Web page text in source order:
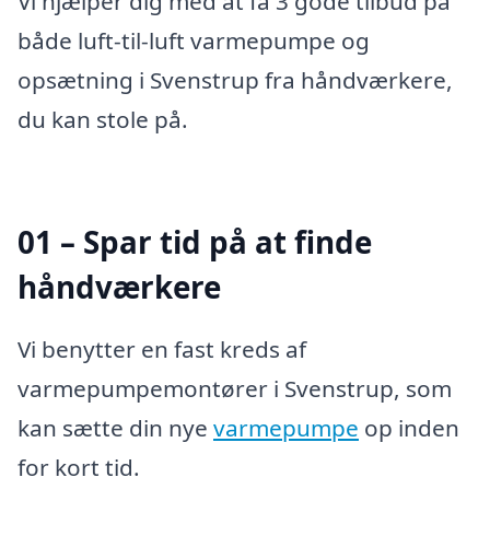
både luft-til-luft varmepumpe og
opsætning i Svenstrup fra håndværkere,
du kan stole på.
01 – Spar tid på at finde
håndværkere
Vi benytter en fast kreds af
varmepumpemontører i Svenstrup, som
kan sætte din nye varmepumpe op inden
for kort tid.